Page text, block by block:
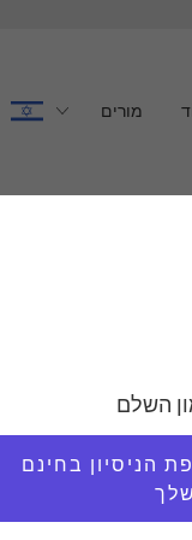
מורים
השלם
הניסיון בחינם
שלך